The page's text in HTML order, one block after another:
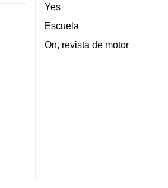
Yes
Escuela
On, revista de motor